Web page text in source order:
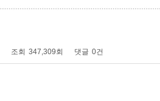
조회 347,309회 댓글 0건